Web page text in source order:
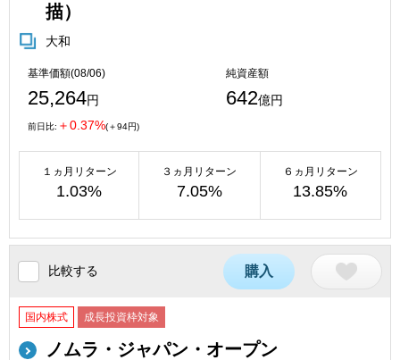
描）
大和
基準価額(08/06)
25,264円
純資産額
642億円
前日比: ＋0.37%(＋94円)
１ヵ月リターン
1.03%
３ヵ月リターン
7.05%
６ヵ月リターン
13.85%
比較する 購入
国内株式 成長投資枠対象
ノムラ・ジャパン・オープン